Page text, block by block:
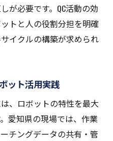
が必要です。QC活動の効
トと人の役割分担を明確
イクルの構築が求められ
ット活用実践
、ロボットの特性を最大
愛知県の現場では、作業
チングデータの共有・管